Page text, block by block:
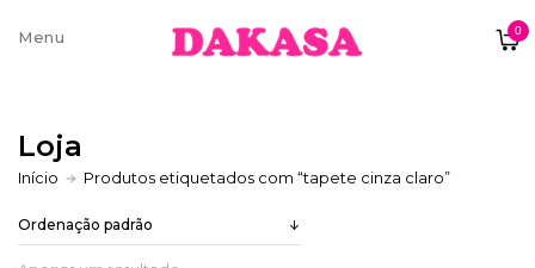
0
Sobre nós
Contatos e moradas
Loja
Início Produtos etiquetados com “tapete cinza claro”